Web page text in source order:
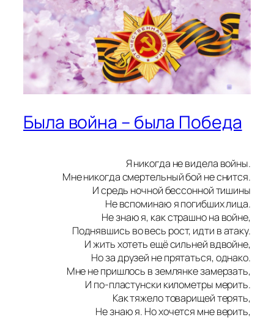
Была война – была Победа
Я никогда не видела войны.
Мне никогда смертельный бой не снится.
И средь ночной бессонной тишины
Не вспоминаю я погибших лица.
Не знаю я, как страшно на войне,
Поднявшись во весь рост, идти в атаку.
И жить хотеть ещё сильней вдвойне,
Но за друзей не прятаться, однако.
Мне не пришлось в землянке замерзать,
И по-пластунски километры мерить.
Как тяжело товарищей терять,
Не знаю я. Но хочется мне верить,